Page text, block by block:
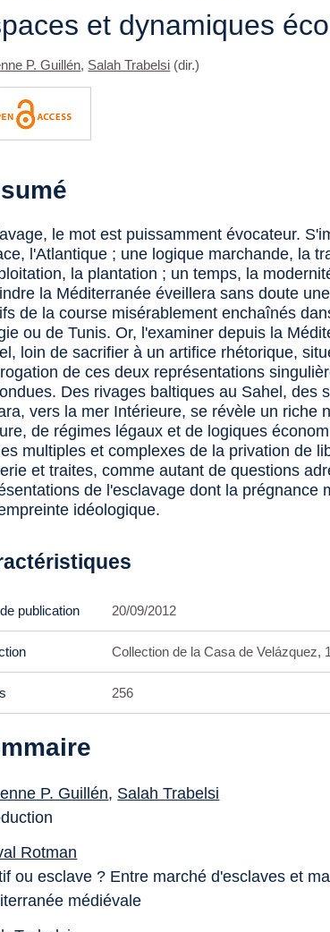
et dynamiques
P. Guillén, Salah Trabelsi (dir.)
le mot est puissamment évocateur.
l'Atlantique ; une logique marchande, la
la plantation ; un temps, la
la Méditerranée éveillera sans doute
de la course misérablement enchaînés
ou de Tunis. Or, l'examiner depuis la
loin de sacrifier à un artifice rhétorique,
de ces deux représentations
Des rivages baltiques au Sahel, des
vers la mer Intérieure, se révèle un riche
de régimes légaux et de logiques
multiples et complexes de la privation de
et traites, comme autant de questions
de l'esclavage dont la prégnance
idéologique.
publication 20/09/2012
Collection de la Casa de Velázquez,
256
P. Guillén, Salah Trabelsi
Rotman
ou esclave ? Entre marché d'esclaves et
médiévale